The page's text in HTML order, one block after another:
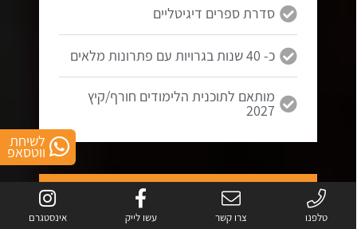
סדרת ספרים דיגיטליים
כ- 40 שנות בגרויות עם פתרונות מלאים
מותאם לתוכנית הלימודים חורף/קיץ
2027
בגרות במתמטיקה
לשיחת
ווטסאפ
טלפנו צרו קשר עשו לייק אינסטגרם